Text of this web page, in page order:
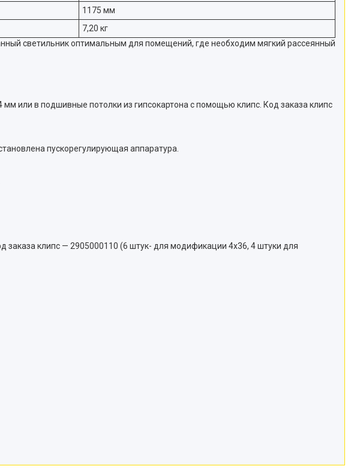
1175 мм
7,20 кг
светильник оптимальным для помещений, где необходим мягкий рассеянный
или в подшивные потолки из гипсокартона с помощью клипс. Код заказа клипс
пускорегулирующая аппаратура.
заказа клипс — 2905000110 (6 штук- для модификации 4x36, 4 штуки для